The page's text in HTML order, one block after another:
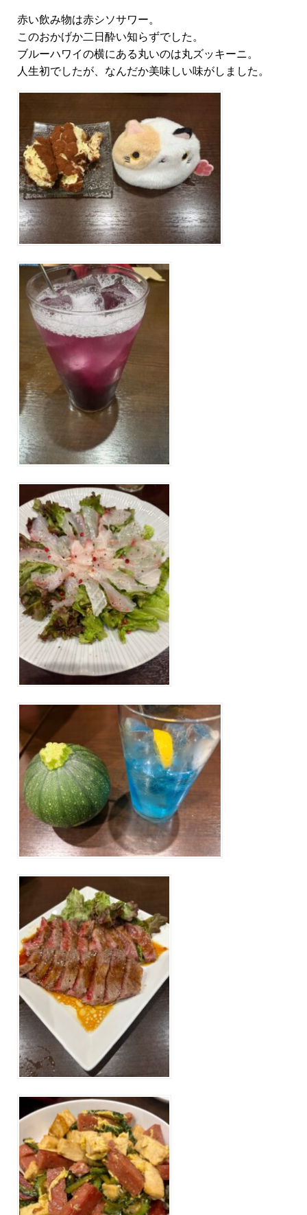
赤い飲み物は赤シソサワー。
このおかげか二日酔い知らずでした。
ブルーハワイの横にある丸いのは丸ズッキーニ。
人生初でしたが、なんだか美味しい味がしました。